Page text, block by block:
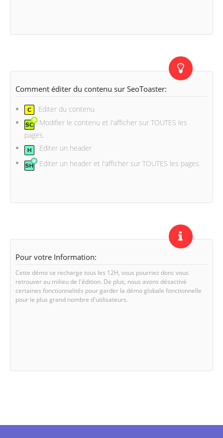
Comment éditer du contenu sur SeoToaster:
Editer du contenu
Modifier le contenu et l'afficher sur TOUTES les
pages.
Editer un header
Editer un header et l'afficher sur TOUTES les pages.
Pour votre Information:
Cette démo se recharge tous les 12H, vous pourriez donc vous
retrouver au milieu de l'édition. De plus, nous avons désactivé
certaines fonctionnalités pour garder la démo globale fonctionnelle
pour le plus grand nombre d'utilisateurs.